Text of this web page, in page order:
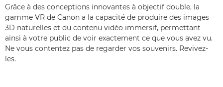
Grâce à des conceptions innovantes à objectif double, la
gamme VR de Canon a la capacité de produire des images
3D naturelles et du contenu vidéo immersif, permettant
ainsi à votre public de voir exactement ce que vous avez vu.
Ne vous contentez pas de regarder vos souvenirs. Revivez-
les.